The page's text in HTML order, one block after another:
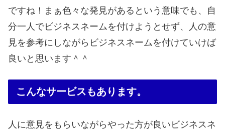
ですね！まぁ色々な発見があるという意味でも、自
分一人でビジネスネームを付けようとせず、人の意
見を参考にしながらビジネスネームを付けていけば
良いと思います＾＾
こんなサービスもあります。
人に意見をもらいながらやった方が良いビジネスネ